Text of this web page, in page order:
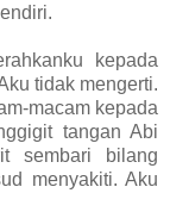
kepada
tidak mengerti.
macam kepada
tangan Abi
sembari bilang
menyakiti. Aku